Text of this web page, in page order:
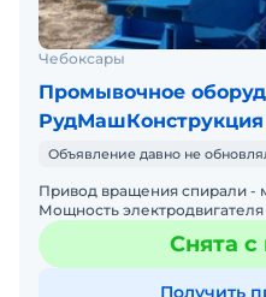
Чебоксары
Промывочное
РудМашКонструкция
Объявление давно не
Привод вращения спирали -
Мощность
Диаметр спирали - 1500 мм
Производ
Снята